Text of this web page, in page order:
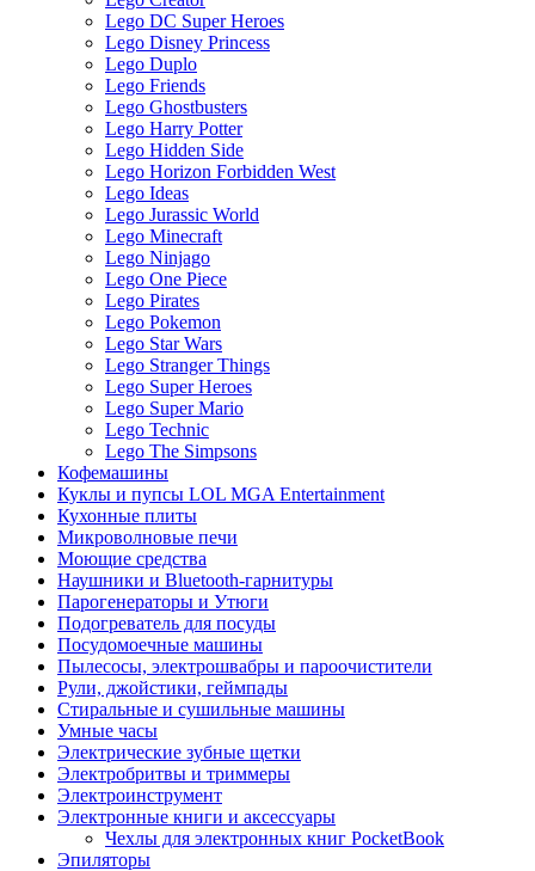
Lego DC Super Heroes
Lego Disney Princess
Lego Duplo
Lego Friends
Lego Ghostbusters
Lego Harry Potter
Lego Hidden Side
Lego Horizon Forbidden West
Lego Ideas
Lego Jurassic World
Lego Minecraft
Lego Ninjago
Lego One Piece
Lego Pirates
Lego Pokemon
Lego Star Wars
Lego Stranger Things
Lego Super Heroes
Lego Super Mario
Lego Technic
Lego The Simpsons
Кофемашины
Куклы и пупсы LOL MGA Entertainment
Кухонные плиты
Микроволновые печи
Моющие средства
Наушники и Bluetooth-гарнитуры
Парогенераторы и Утюги
Подогреватель для посуды
Посудомоечные машины
Пылесосы, электрошвабры и пароочистители
Рули, джойстики, геймпады
Стиральные и сушильные машины
Умные часы
Электрические зубные щетки
Электробритвы и триммеры
Электроинструмент
Электронные книги и аксессуары
Чехлы для электронных книг PocketBook
Эпиляторы